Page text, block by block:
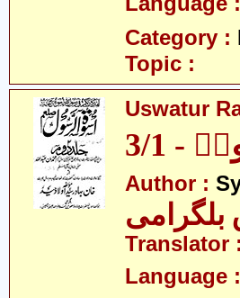
Category :
Topic :
Uswatur
- 3/1
Author :
بلگرامی
Translator :
Language :